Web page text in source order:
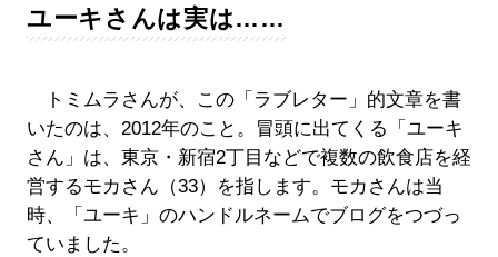
ユーキさんは実は……
トミムラさんが、この「ラブレター」的文章を書
いたのは、2012年のこと。冒頭に出てくる「ユーキ
さん」は、東京・新宿2丁目などで複数の飲食店を経
営するモカさん（33）を指します。モカさんは当
時、「ユーキ」のハンドルネームでブログをつづっ
ていました。